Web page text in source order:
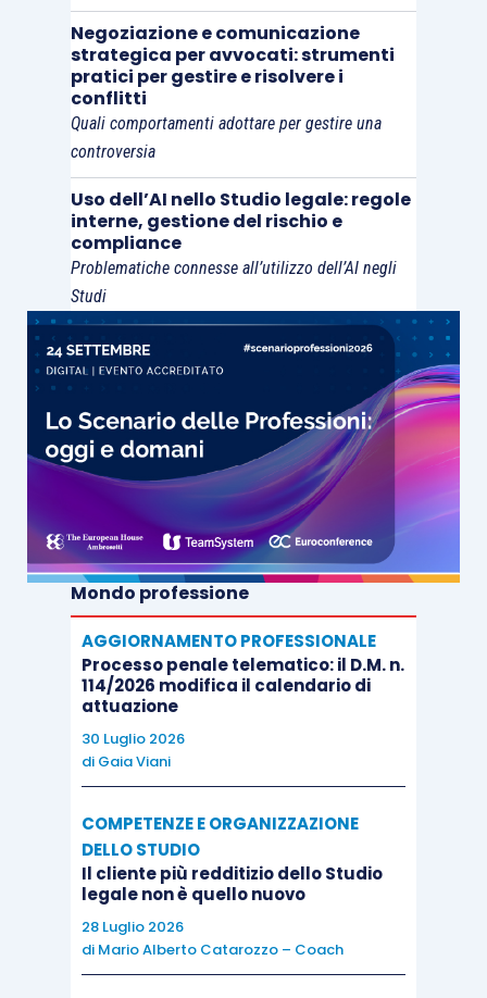
Negoziazione e comunicazione
strategica per avvocati: strumenti
pratici per gestire e risolvere i
conflitti
Quali comportamenti adottare per gestire una
controversia
Uso dell’AI nello Studio legale: regole
interne, gestione del rischio e
compliance
Problematiche connesse all’utilizzo dell’AI negli
Studi
Mondo professione
AGGIORNAMENTO PROFESSIONALE
Processo penale telematico: il D.M. n.
114/2026 modifica il calendario di
attuazione
30 Luglio 2026
di Gaia Viani
COMPETENZE E ORGANIZZAZIONE
DELLO STUDIO
Il cliente più redditizio dello Studio
legale non è quello nuovo
28 Luglio 2026
di Mario Alberto Catarozzo – Coach